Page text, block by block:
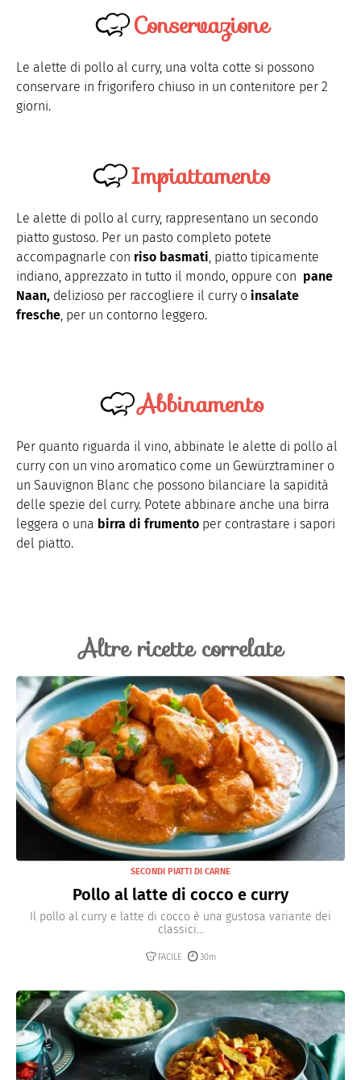
Conservazione
Le alette di pollo al curry, una volta cotte si possono
conservare in frigorifero chiuso in un contenitore per 2
giorni.
Impiattamento
Le alette di pollo al curry, rappresentano un secondo
piatto gustoso. Per un pasto completo potete
accompagnarle con riso basmati, piatto tipicamente
indiano, apprezzato in tutto il mondo, oppure con pane
Naan, delizioso per raccogliere il curry o insalate
fresche, per un contorno leggero.
Abbinamento
Per quanto riguarda il vino, abbinate le alette di pollo al
curry con un vino aromatico come un Gewürztraminer o
un Sauvignon Blanc che possono bilanciare la sapidità
delle spezie del curry. Potete abbinare anche una birra
leggera o una birra di frumento per contrastare i sapori
del piatto.
Altre ricette correlate
SECONDI PIATTI DI CARNE
Pollo al latte di cocco e curry
Il pollo al curry e latte di cocco è una gustosa variante dei
classici...
FACILE 30m